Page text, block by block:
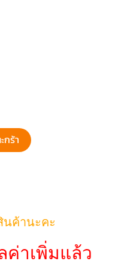
กร้า
นค้านะคะ
าเพิ่มแล้ว